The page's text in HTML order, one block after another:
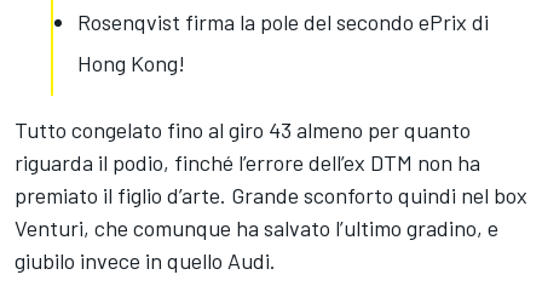
Rosenqvist firma la pole del secondo ePrix di
Hong Kong!
Tutto congelato fino al giro 43 almeno per quanto
riguarda il podio, finché l’errore dell’ex DTM non ha
premiato il figlio d’arte. Grande sconforto quindi nel box
Venturi, che comunque ha salvato l’ultimo gradino, e
giubilo invece in quello Audi.